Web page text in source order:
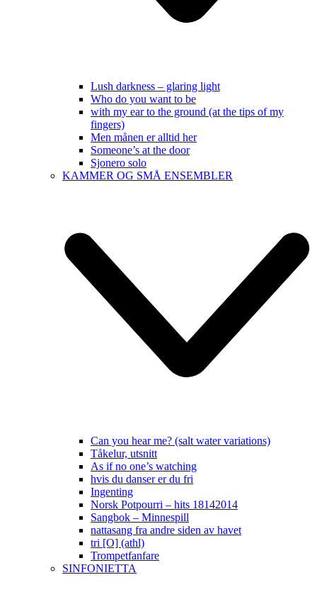
Lush darkness – glaring light
Who do you want to be
with my ear to the ground (at the tips of my
fingers)
Men månen er alltid her
Someone’s at the door
Sjonero solo
KAMMER OG SMÅ ENSEMBLER
Can you hear me? (salt water variations)
Tåkelur, utsnitt
As if no one’s watching
hvis du danser er du fri
Ingenting
Norsk Potpourri – hits 18142014
Sangbok – Minnespill
nattasang fra andre siden av havet
tri [O] (athl)
Trompetfanfare
SINFONIETTA